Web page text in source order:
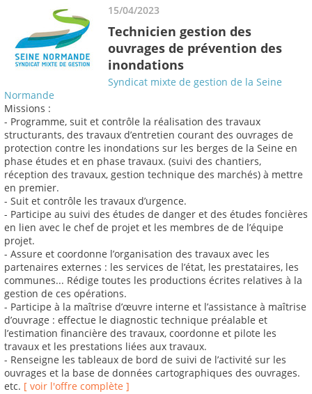
15/04/2023
Technicien gestion des
ouvrages de prévention des
inondations
Syndicat mixte de gestion de la Seine
Normande
Missions :
- Programme, suit et contrôle la réalisation des travaux
structurants, des travaux d’entretien courant des ouvrages de
protection contre les inondations sur les berges de la Seine en
phase études et en phase travaux. (suivi des chantiers,
réception des travaux, gestion technique des marchés) à mettre
en premier.
- Suit et contrôle les travaux d’urgence.
- Participe au suivi des études de danger et des études foncières
en lien avec le chef de projet et les membres de de l’équipe
projet.
- Assure et coordonne l’organisation des travaux avec les
partenaires externes : les services de l’état, les prestataires, les
communes... Rédige toutes les productions écrites relatives à la
gestion de ces opérations.
- Participe à la maîtrise d’œuvre interne et l’assistance à maîtrise
d’ouvrage : effectue le diagnostic technique préalable et
l’estimation financière des travaux, coordonne et pilote les
travaux et les prestations liées aux travaux.
- Renseigne les tableaux de bord de suivi de l’activité sur les
ouvrages et la base de données cartographiques des ouvrages.
etc. [ voir l'offre complète ]